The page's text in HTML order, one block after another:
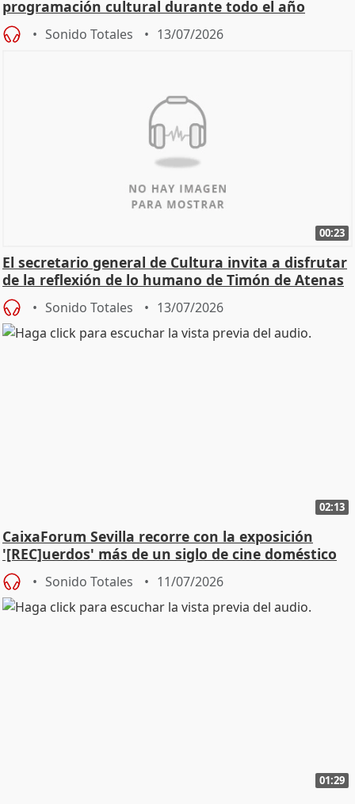
programación cultural durante todo el año
Sonido Totales 13/07/2026
00:23
El secretario general de Cultura invita a disfrutar
de la reflexión de lo humano de Timón de Atenas
Sonido Totales 13/07/2026
02:13
CaixaForum Sevilla recorre con la exposición
'[REC]uerdos' más de un siglo de cine doméstico
Sonido Totales 11/07/2026
01:29